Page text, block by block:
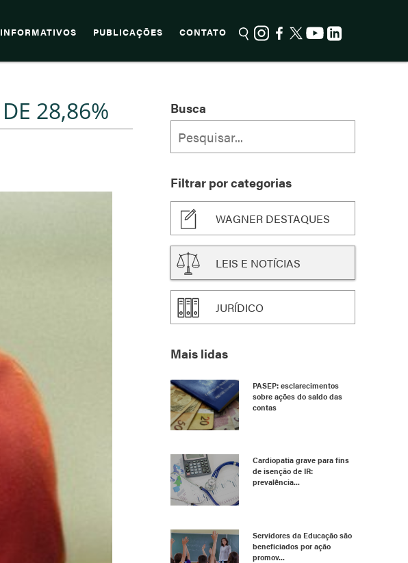
INFORMATIVOS PUBLICAÇÕES CONTATO
28,86% Busca
Filtrar por categorias
WAGNER DESTAQUES
LEIS E NOTÍCIAS
JURÍDICO
Mais lidas
PASEP: esclarecimentos
sobre ações do saldo das
contas
Cardiopatia grave para fins
de isenção de IR:
prevalência...
Servidores da Educação são
beneficiados por ação
promov...